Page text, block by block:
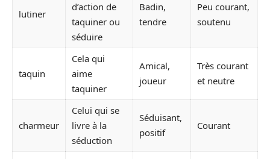
lutiner
d’action de
taquiner ou
séduire
Badin,
tendre
Peu courant,
soutenu
taquin
Cela qui
aime
taquiner
Amical,
joueur
Très courant
et neutre
charmeur
Celui qui se
livre à la
séduction
Séduisant,
positif
Courant